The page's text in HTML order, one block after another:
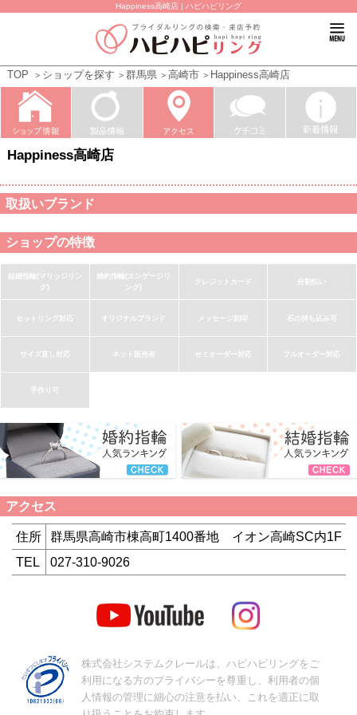
Happiness高崎店 | ハピハピリング
TOP ショップを探す 群馬県 高崎市 Happiness高崎店
Happiness高崎店
取扱いブランド
ショップの特徴
結婚指輪(マリッジリン
グ)
婚約指輪(エンゲージリ
ング)
クレジットカード 分割払い
セットリング対応 オリジナルブランド メッセージ刻印 石の持ち込み可
サイズ直し対応 ネット販売有 セミオーダー対応 フルオーダー対応
手作り可
アクセス
住所
群馬県高崎市棟高町1400番地 イオン高崎SC内1F
TEL
027-310-9026
株式会社システムクレールは、ハピハピリングをご
利用になる方のプライバシーを尊重し、利用者の個
人情報の管理に細心の注意を払い、これを適正に取